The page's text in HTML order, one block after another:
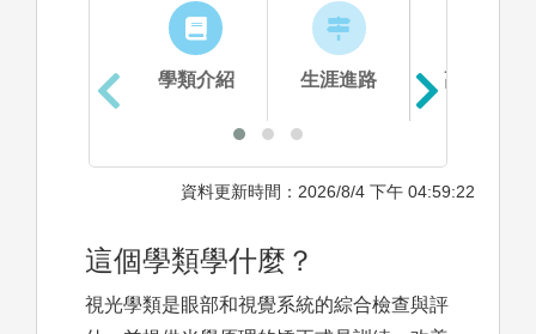
學類介紹 生涯進路 高中準備
資料更新時間：2026/8/4 下午 04:59:22
這個學類學什麼？
視光學類是眼部和視覺系統的綜合檢查與評